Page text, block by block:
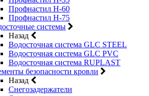
Профнастил Н-60
Профнастил Н-75
системы
Назад
Водосточная система GLC STEEL
Водосточная система GLC PVC
Водосточная система RUPLAST
безопасности кровли
Назад
Снегозадержатели